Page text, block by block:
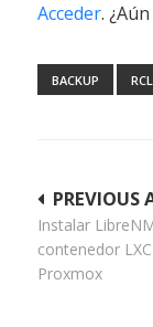
Acceder.
BACKUP
de
entradas
PREVIOUS
Instalar
contenedor
Proxmox